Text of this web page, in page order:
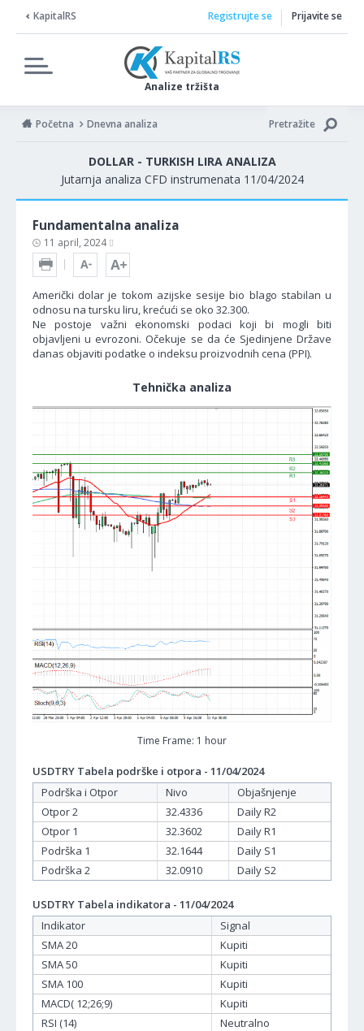
KapitalRS
Analize tržišta
Registrujte se Prijavite se
Početna Dnevna analiza Pretražite
DOLLAR - TURKISH LIRA ANALIZA
Jutarnja analiza CFD instrumenata 11/04/2024
Fundamentalna analiza
11 april, 2024
Američki dolar je tokom azijske sesije bio blago stabilan u
odnosu na tursku liru, krećući se oko 32.300.
Ne postoje važni ekonomski podaci koji bi mogli biti
objavljeni u evrozoni. Očekuje se da će Sjedinjene Države
danas objaviti podatke o indeksu proizvodnih cena (PPI).
Tehnička analiza
Time Frame: 1 hour
USDTRY Tabela podrške i otpora - 11/04/2024
Podrška i Otpor
Nivo
Objašnjenje
Otpor 2
32.4336
Daily R2
Otpor 1
32.3602
Daily R1
Podrška 1
32.1644
Daily S1
Podrška 2
32.0910 Daily S2
USDTRY Tabela indikatora - 11/04/2024
Indikator
Signal
SMA 20
Kupiti
SMA 50
Kupiti
SMA 100
Kupiti
MACD( 12;26;9)
Kupiti
RSI (14)
Neutralno